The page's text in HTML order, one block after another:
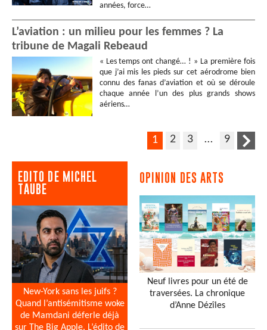
années, force…
L’aviation : un milieu pour les femmes ? La
tribune de Magali Rebeaud
« Les temps ont changé… ! » La première fois
que j’ai mis les pieds sur cet aérodrome bien
connu des fanas d’aviation et où se déroule
chaque année l’un des plus grands shows
aériens…
1 2 3 … 9
EDITO DE MICHEL
TAUBE
New-York sans les juifs ?
Quand l’antisémitisme woke
de Mamdani déferle déjà
sur The Big Apple. L’édito de
OPINION DES ARTS
Neuf livres pour un été de
traversées. La chronique
d’Anne Dézîles